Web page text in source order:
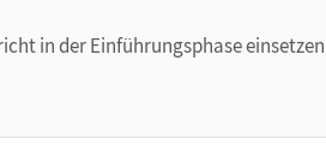
in der Einführungsphase einsetzen